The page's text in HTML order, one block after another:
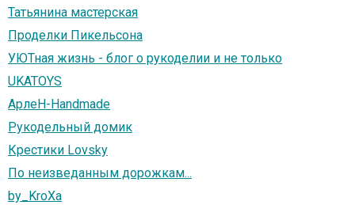
Татьянина мастерская
Проделки Пикельсона
УЮТная жизнь - блог о рукоделии и не только
UKATOYS
AрлеН-Handmade
Рукодельный домик
Крестики Lovsky
По неизведанным дорожкам...
by_KroXa